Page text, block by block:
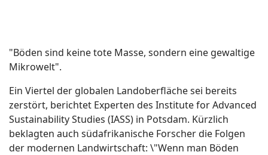
"Böden sind keine tote Masse, sondern eine gewaltige
Mikrowelt".
Ein Viertel der globalen Landoberfläche sei bereits
zerstört, berichtet Experten des Institute for Advanced
Sustainability Studies (IASS) in Potsdam. Kürzlich
beklagten auch südafrikanische Forscher die Folgen
der modernen Landwirtschaft: \"Wenn man Böden